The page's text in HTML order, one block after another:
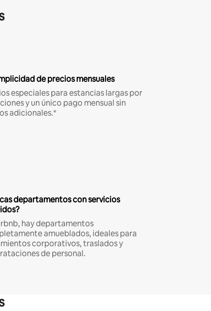
de precios mensuales
especiales para estancias largas por
y un único pago mensual sin
adicionales.*
departamentos con servicios
hay departamentos
amueblados, ideales para
corporativos, traslados y
de personal.